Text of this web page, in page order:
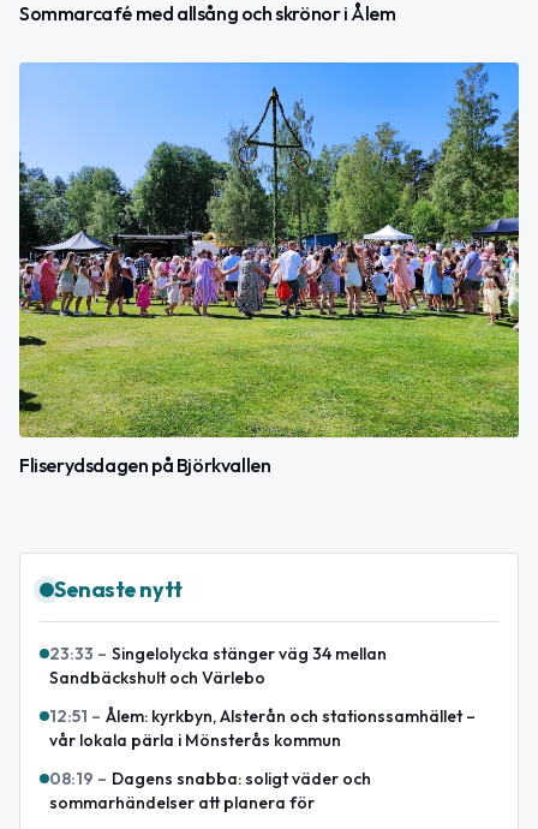
Sommarcafé med allsång och skrönor i Ålem
Fliserydsdagen på Björkvallen
Senaste nytt
23:33 – Singelolycka stänger väg 34 mellan
Sandbäckshult och Värlebo
12:51 – Ålem: kyrkbyn, Alsterån och stationssamhället –
vår lokala pärla i Mönsterås kommun
08:19 – Dagens snabba: soligt väder och
sommarhändelser att planera för